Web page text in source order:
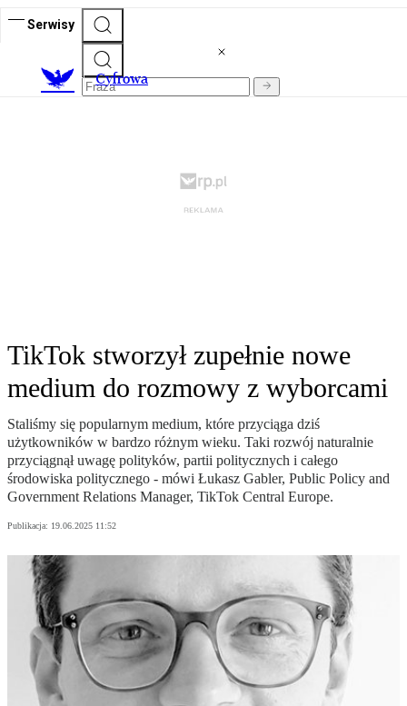
Serwisy
Cyfrowa
TikTok stworzył zupełnie nowe
medium do rozmowy z wyborcami
Staliśmy się popularnym medium, które przyciąga dziś
użytkowników w bardzo różnym wieku. Taki rozwój naturalnie
przyciągnął uwagę polityków, partii politycznych i całego
środowiska politycznego - mówi Łukasz Gabler, Public Policy and
Government Relations Manager, TikTok Central Europe.
Publikacja: 19.06.2025 11:52